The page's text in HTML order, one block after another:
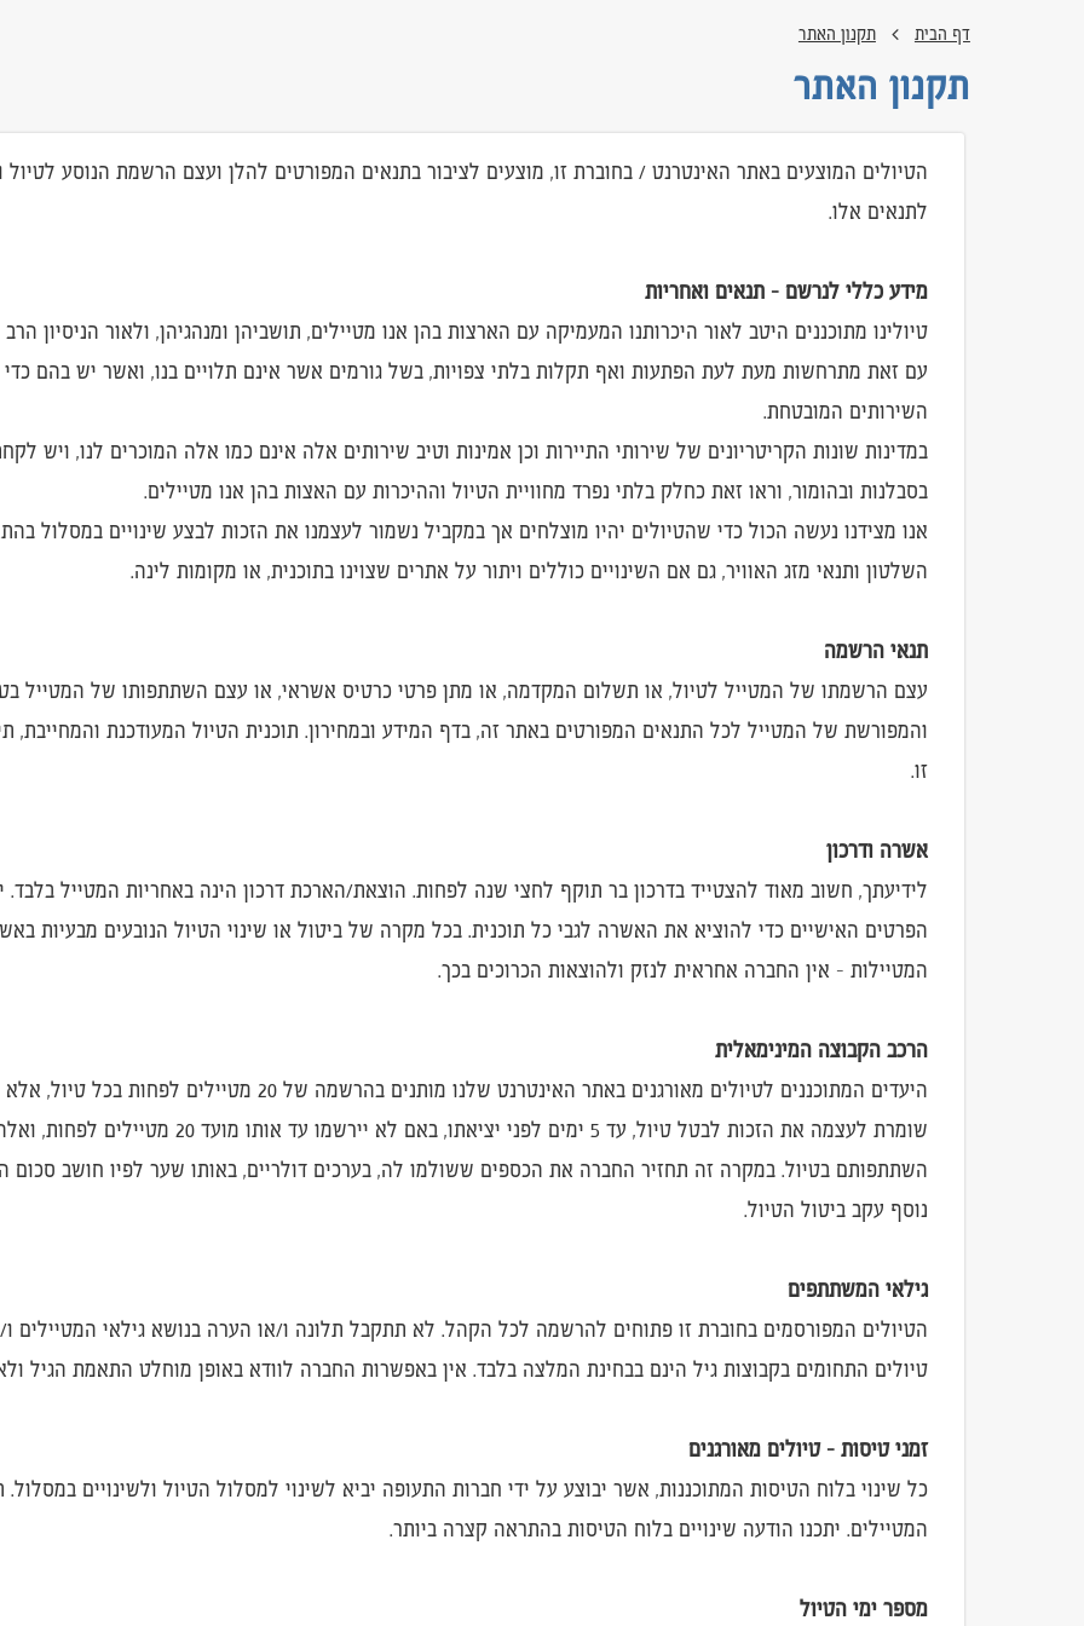
דף הבית תקנון האתר
תקנון האתר
הטיולים המוצעים באתר האינטרנט / בחוברת זו, מוצעים לציבור בתנאים המפורטים להלן ועצם הרשמת הנוסע
לתנאים אלו.
מידע כללי לנרשם - תנאים ואחריות
טיולינו מתוכננים היטב לאור היכרותנו המעמיקה עם הארצות בהן אנו מטיילים, תושביהן ומנהגיהן, ולאור הניסיון
עם זאת מתרחשות מעת לעת הפתעות ואף תקלות בלתי צפויות, בשל גורמים אשר אינם תלויים בנו, ואשר יש בהם כדי
השירותים המובטחת.
במדינות שונות הקריטריונים של שירותי התיירות וכן אמינות וטיב שירותים אלה אינם כמו אלה המוכרים לנו, ויש
בסבלנות ובהומור, וראו זאת כחלק בלתי נפרד מחוויית הטיול וההיכרות עם האצות בהן אנו מטיילים.
אנו מצידנו נעשה הכול כדי שהטיולים יהיו מוצלחים אך במקביל נשמור לעצמנו את הזכות לבצע שינויים במסלול
השלטון ותנאי מזג האוויר, גם אם השינויים כוללים ויתור על אתרים שצוינו בתוכנית, או מקומות לינה.
תנאי הרשמה
עצם הרשמתו של המטייל לטיול, או תשלום המקדמה, או מתן פרטי כרטיס אשראי, או עצם השתתפותו של המטייל
והמפורשת של המטייל לכל התנאים המפורטים באתר זה, בדף המידע ובמחירון. תוכנית הטיול המעודכנת
זו.
אשרה ודרכון
לידיעתך, חשוב מאוד להצטייד בדרכון בר תוקף לחצי שנה לפחות. הוצאת/הארכת דרכון הינה באחריות המטייל
הפרטים האישיים כדי להוציא את האשרה לגבי כל תוכנית. בכל מקרה של ביטול או שינוי הטיול הנובעים מבעיות
המטיילות - אין החברה אחראית לנזק ולהוצאות הכרוכים בכך.
הרכב הקבוצה המינימאלית
היעדים המתוכננים לטיולים מאורגנים באתר האינטרנט שלנו
שומרת לעצמה את הזכות לבטל טיול, עד 5 ימים
השתתפותם בטיול. במקרה זה תחזיר החברה את הכספים ששולמו לה, בערכים דולריים, באותו שער לפיו חושב
נוסף עקב ביטול הטיול.
גילאי המשתתפים
הטיולים המפורסמים בחוברת זו פתוחים להרשמה לכל הקהל. לא תתקבל תלונה ו/או הערה בנושא גילאי המטיילים
טיולים התחומים בקבוצות גיל הינם בבחינת המלצה בלבד. אין באפשרות החברה לוודא באופן מוחלט התאמת הגיל
זמני טיסות - טיולים מאורגנים
כל שינוי בלוח הטיסות המתוכננות, אשר יבוצע על ידי חברות התעופה יביא לשינוי למסלול הטיול ולשינויים
המטיילים. יתכנו הודעה שינויים בלוח הטיסות בהתראה קצרה ביותר.
מספר ימי הטיול